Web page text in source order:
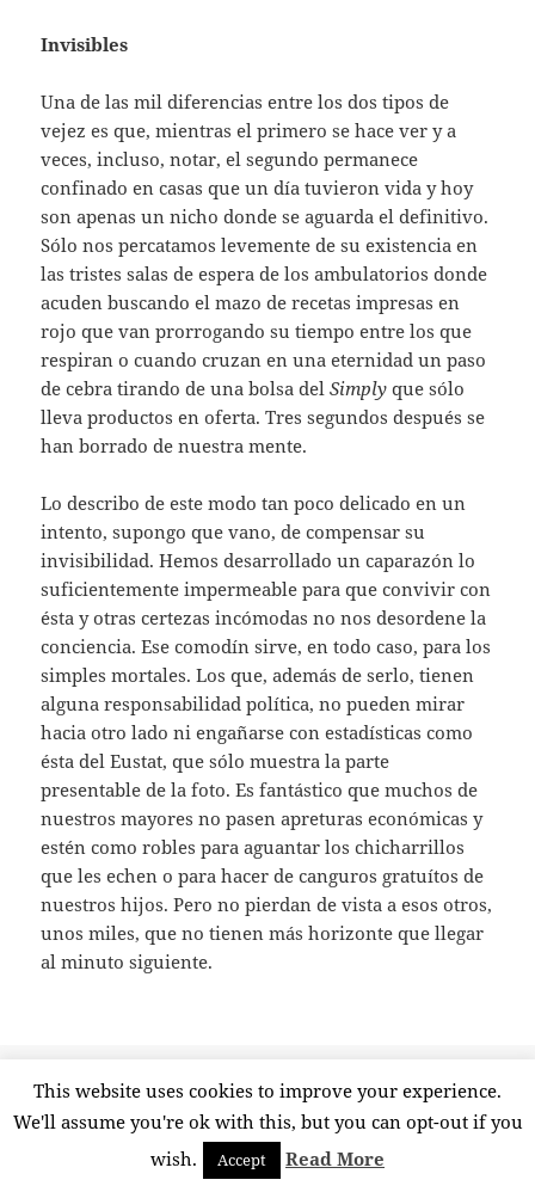
Invisibles
Una de las mil diferencias entre los dos tipos de
vejez es que, mientras el primero se hace ver y a
veces, incluso, notar, el segundo permanece
confinado en casas que un día tuvieron vida y hoy
son apenas un nicho donde se aguarda el definitivo.
Sólo nos percatamos levemente de su existencia en
las tristes salas de espera de los ambulatorios donde
acuden buscando el mazo de recetas impresas en
rojo que van prorrogando su tiempo entre los que
respiran o cuando cruzan en una eternidad un paso
de cebra tirando de una bolsa delSimply que sólo
lleva productos en oferta. Tres segundos después se
han borrado de nuestra mente.
Lo describo de este modo tan poco delicado en un
intento, supongo que vano, de compensar su
invisibilidad. Hemos desarrollado un caparazón lo
suficientemente impermeable para que convivir con
ésta y otras certezas incómodas no nos desordene la
conciencia. Ese comodín sirve, en todo caso, para los
simples mortales. Los que, además de serlo, tienen
alguna responsabilidad política, no pueden mirar
hacia otro lado ni engañarse con estadísticas como
ésta del Eustat, que sólo muestra la parte
presentable de la foto. Es fantástico que muchos de
nuestros mayores no pasen apreturas económicas y
estén como robles para aguantar los chicharrillos
que les echen o para hacer de canguros gratuítos de
nuestros hijos. Pero no pierdan de vista a esos otros,
unos miles, que no tienen más horizonte que llegar
al minuto siguiente.
el
8 comentariosen Las dos caras de la vejez
Funciona gracias a WordPress
This website uses cookies to improve your experience.
We'll assume you're ok with this, but you can opt-out if you
wish.
Accept Read More